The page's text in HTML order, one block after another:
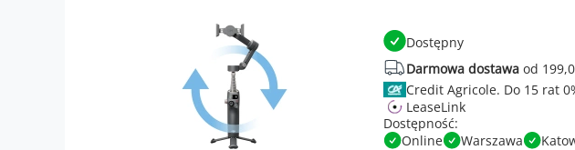
Dostępny
Darmowa dostawaod
Credit Agricole.
LeaseLink
Dostępność:
Online
Warszawa